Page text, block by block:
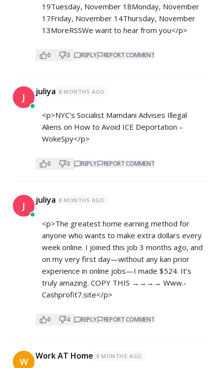
19Tuesday, November 18Monday, November
17Friday, November 14Thursday, November
13MoreRSSWe want to hear from you</p>
0 3 REPLY REPORT COMMENT
J juliya 8 MONTHS AGO
<p>NYC’s Socialist Mamdani Advises Illegal
Aliens on How to Avoid ICE Deportation –
WokeSpy</p>
0 3 REPLY REPORT COMMENT
J juliya 8 MONTHS AGO
<p>The greatest home earning method for
anyone who wants to make extra dollars every
week online. I joined this job 3 months ago, and
on my very first day—without any kan prior
experience in online jobs—I made $524. It’s
truly amazing. COPY THIS →→→→ W­w­w­.­
Cashprofit7.site</p>
0 4 REPLY REPORT COMMENT
W Work AT Home 8 MONTHS AGO